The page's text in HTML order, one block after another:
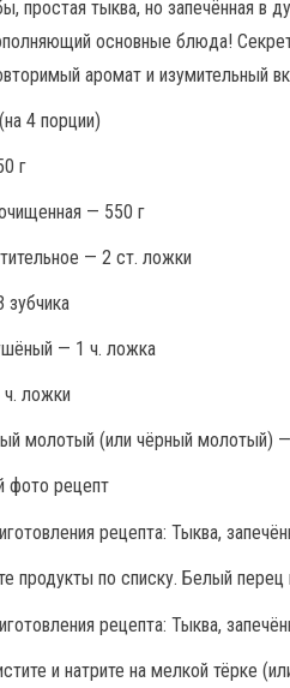
простая тыква, но запечённая в
основные блюда!
аромат и изумительный
4 порции)
г
— 550 г
— 2 ст. ложки
— 1 ч. ложка
ложки
молотый (или чёрный молотый)
фото рецепт
продукты по списку. Белый
и натрите на мелкой тёрке